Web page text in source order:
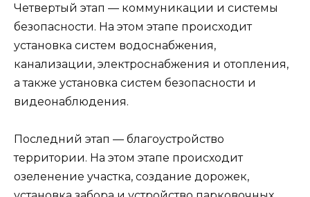
Четвертый этап — коммуникации и системы
безопасности. На этом этапе происходит
установка систем водоснабжения,
канализации, электроснабжения и отопления,
а также установка систем безопасности и
видеонаблюдения.
Последний этап — благоустройство
территории. На этом этапе происходит
озеленение участка, создание дорожек,